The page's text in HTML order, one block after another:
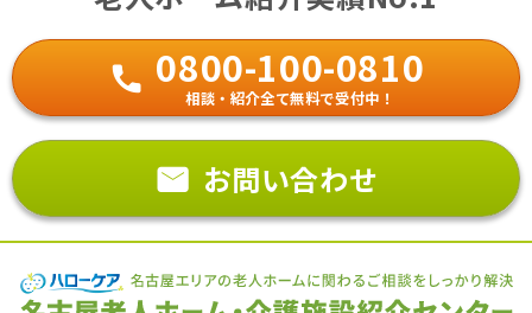
0800-100-0810
相談・紹介全て無料で受付中！
お問い合わせ